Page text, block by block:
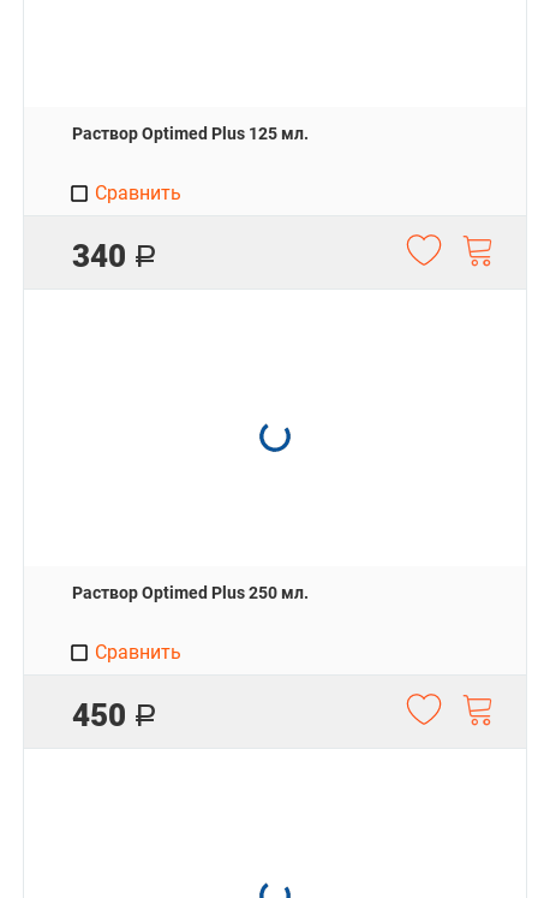
Раствор Optimed Plus 125 мл.
340 Р
Сравнить
Раствор Optimed Plus 250 мл.
450 Р
Сравнить